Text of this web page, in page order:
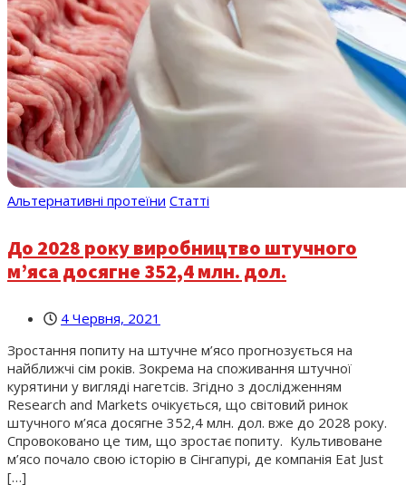
Альтернативні протеїни Статті
До 2028 року виробництво штучного
м’яса досягне 352,4 млн. дол.
4 Червня, 2021
Зростання попиту на штучне м’ясо прогнозується на
найближчі сім років. Зокрема на споживання штучної
курятини у вигляді нагетсів. Згідно з дослідженням
Research and Markets очікується, що світовий ринок
штучного м’яса досягне 352,4 млн. дол. вже до 2028 року.
Спровоковано це тим, що зростає попиту. Культивоване
м’ясо почало свою історію в Сінгапурі, де компанія Eat Just
[…]